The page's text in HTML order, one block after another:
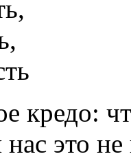
кредо:
это